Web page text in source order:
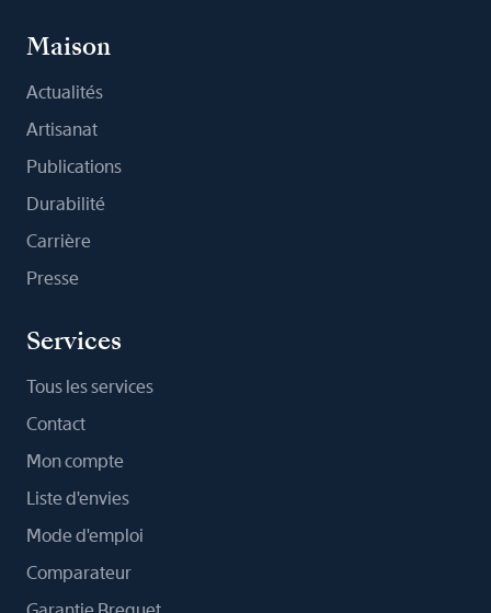
Maison
Actualités
Artisanat
Publications
Durabilité
Carrière
Presse
Services
Tous les services
Contact
Mon compte
Liste d'envies
Mode d'emploi
Comparateur